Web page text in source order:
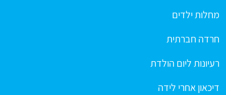
מחלות ילדים
חרדה חברתית
רעיונות ליום הולדת
דיכאון אחרי לידה